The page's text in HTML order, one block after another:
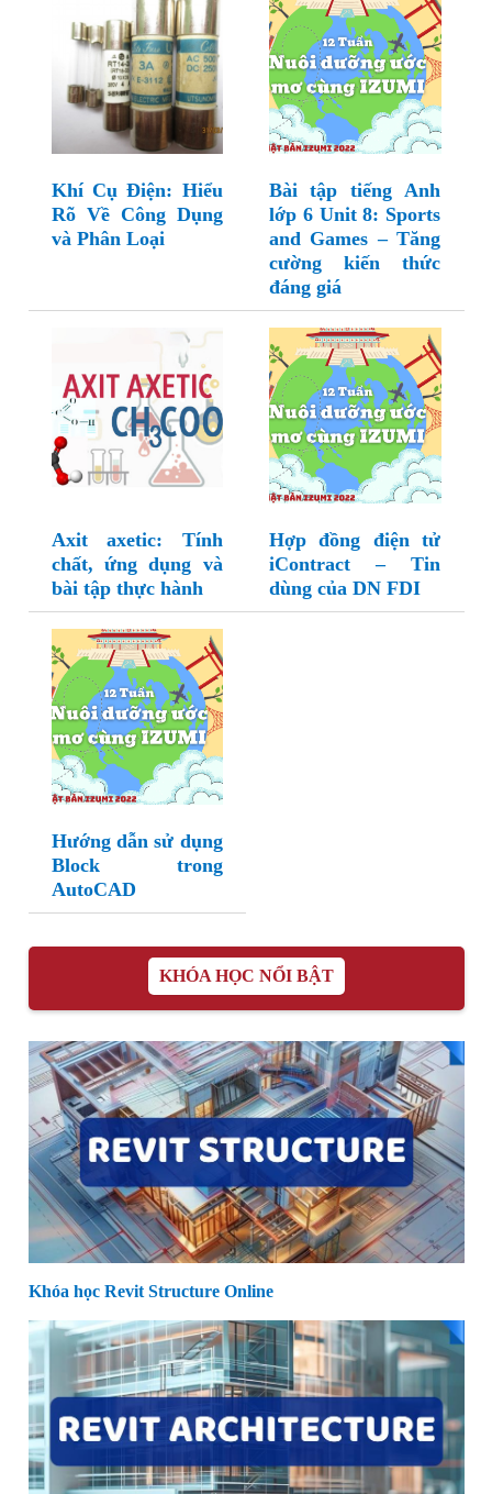
Khí Cụ Điện: Hiểu
Rõ Về Công Dụng
và Phân Loại
Bài tập tiếng Anh
lớp 6 Unit 8: Sports
and Games – Tăng
cường kiến thức
đáng giá
Axit axetic: Tính
chất, ứng dụng và
bài tập thực hành
Hợp đồng điện tử
iContract – Tin
dùng của DN FDI
Hướng dẫn sử dụng
Block trong
AutoCAD
KHÓA HỌC NỔI BẬT
Khóa học Revit Structure Online